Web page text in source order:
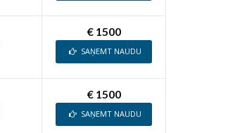
€ 1500
SAŅEMT NAUDU
€ 1500
SAŅEMT NAUDU